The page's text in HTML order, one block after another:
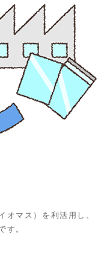
オマス）を利活用し、
す。